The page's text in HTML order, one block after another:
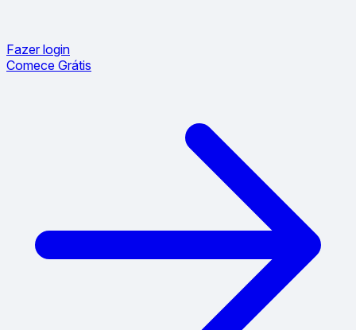
Fazer login
Comece Grátis